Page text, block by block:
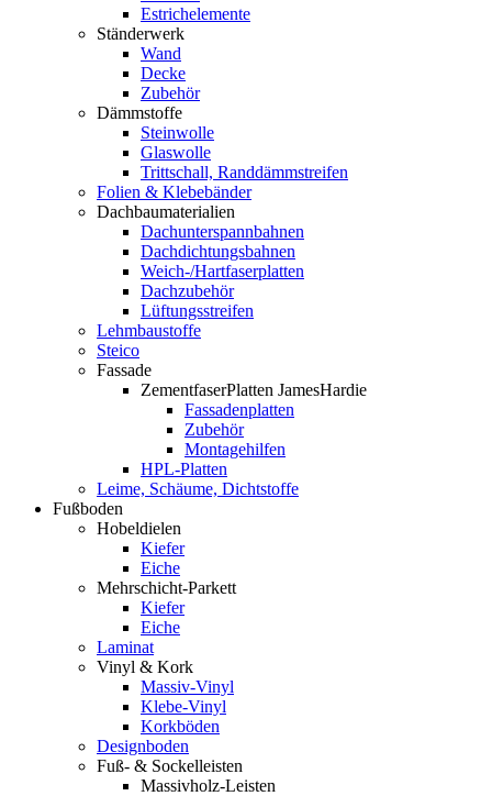
Estrichelemente
Ständerwerk
Wand
Decke
Zubehör
Dämmstoffe
Steinwolle
Glaswolle
Trittschall, Randdämmstreifen
Folien & Klebebänder
Dachbaumaterialien
Dachunterspannbahnen
Dachdichtungsbahnen
Weich-/Hartfaserplatten
Dachzubehör
Lüftungsstreifen
Lehmbaustoffe
Steico
Fassade
ZementfaserPlatten JamesHardie
Fassadenplatten
Zubehör
Montagehilfen
HPL-Platten
Leime, Schäume, Dichtstoffe
Fußboden
Hobeldielen
Kiefer
Eiche
Mehrschicht-Parkett
Kiefer
Eiche
Laminat
Vinyl & Kork
Massiv-Vinyl
Klebe-Vinyl
Korkböden
Designboden
Fuß- & Sockelleisten
Massivholz-Leisten